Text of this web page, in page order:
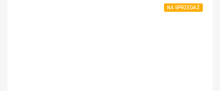
NA SPRZEDAŻ